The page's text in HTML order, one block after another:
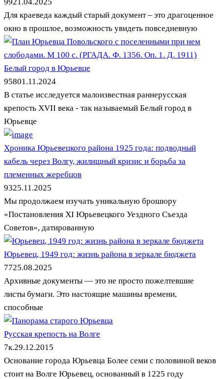
Для краеведа каждый старый документ – это драгоценное
окно в прошлое, возможность увидеть повседневную
Белый город в Юрьевце
95801.11.2024
В статье исследуется малоизвестная раннерусская
крепость XVII века - так называемый Белый город в
Юрьевце
Хроника Юрьевецкого района 1925 года: подводный
кабель через Волгу, жилищный кризис и борьба за
племенных жеребцов
9325.11.2025
Мы продолжаем изучать уникальную брошюру
«Постановления XI Юрьевецкого Уездного Съезда
Советов», датированную
Юрьевец, 1949 год: жизнь района в зеркале бюджета
7725.08.2025
Архивные документы — это не просто пожелтевшие
листы бумаги. Это настоящие машины времени,
способные
Русская крепость на Волге
7к.29.12.2015
Основание города Юрьевца Более семи с половиной веков
стоит на Волге Юрьевец, основанный в 1225 году